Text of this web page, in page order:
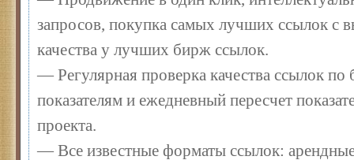
запросов, покупка самых лучших ссылок с
качества у лучших бирж ссылок.
— Регулярная проверка качества ссылок по
показателям и ежедневный пересчет
проекта.
— Все известные форматы ссылок: